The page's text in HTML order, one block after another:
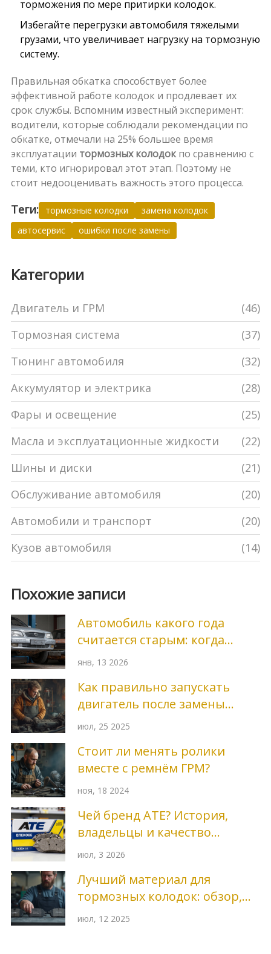
торможения по мере притирки колодок.
Избегайте перегрузки автомобиля тяжелыми
грузами, что увеличивает нагрузку на тормозную
систему.
Правильная обкатка способствует более
эффективной работе колодок и продлевает их
срок службы. Вспомним известный эксперимент:
водители, которые соблюдали рекомендации по
обкатке, отмечали на 25% большее время
эксплуатации тормозных колодокпо сравнению с
теми, кто игнорировал этот этап. Поэтому не
стоит недооценивать важность этого процесса.
Теги: тормозные колодки
замена колодок
автосервис
ошибки после замены
Категории
Двигатель и ГРМ
(46)
Тормозная система
(37)
Тюнинг автомобиля
(32)
Аккумулятор и электрика
(28)
Фары и освещение
(25)
Масла и эксплуатационные жидкости
(22)
Шины и диски
(21)
Обслуживание автомобиля
(20)
Автомобили и транспорт
(20)
Кузов автомобиля
(14)
Похожие записи
Автомобиль какого года
считается старым: когда
начинается износ кузова и
янв, 13 2026
Как правильно запускать
двигатель после замены
масла: пошаговая инструкция
июл, 25 2025
Стоит ли менять ролики
вместе с ремнём ГРМ?
ноя, 18 2024
Чей бренд ATE? История,
владельцы и качество
тормозных колодок
июл, 3 2026
Лучший материал для
тормозных колодок: обзор,
сравнение, советы выбора
июл, 12 2025